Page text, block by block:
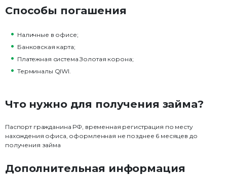
Способы погашения
Наличные в офисе;
Банковская карта;
Платежная система Золотая корона;
Терминалы QIWI.
Что нужно для получения займа?
Паспорт гражданина РФ, временная регистрация по месту
нахождения офиса, оформленная не позднее 6 месяцев до
получения займа
Дополнительная информация